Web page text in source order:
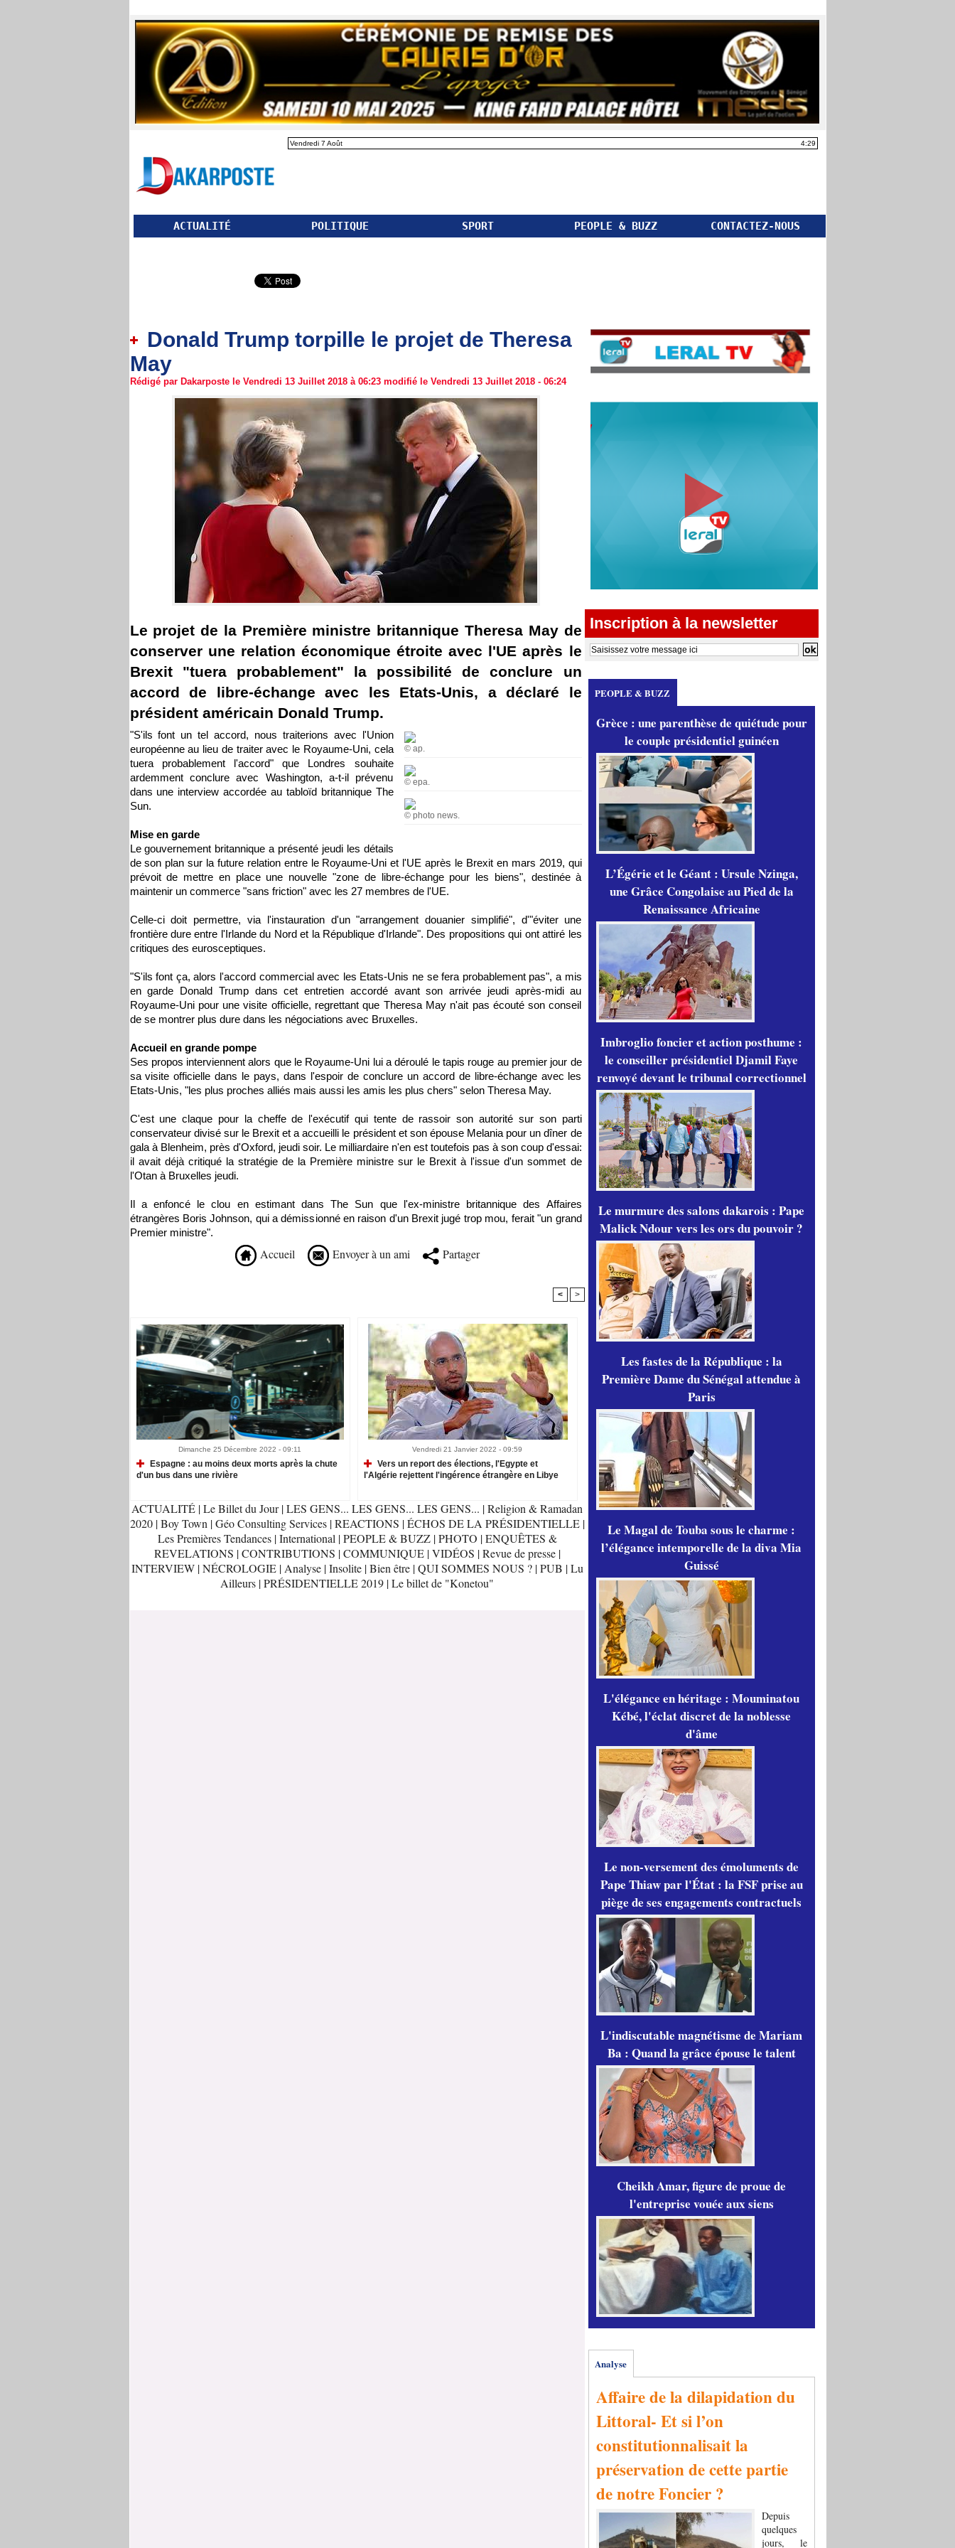
Vendredi 7 Août 4:29
ACTUALITÉ POLITIQUE SPORT PEOPLE & BUZZ CONTACTEZ-NOUS
Donald Trump torpille le projet de Theresa
May
Rédigé par Dakarposte le Vendredi 13 Juillet 2018 à 06:23 modifié le Vendredi 13 Juillet 2018 - 06:24
Le projet de la Première ministre britannique Theresa May de
conserver une relation économique étroite avec l'UE après le
Brexit "tuera probablement" la possibilité de conclure un
accord de libre-échange avec les Etats-Unis, a déclaré le
président américain Donald Trump.
© ap.
© epa.
© photo news.
"S'ils font un tel accord, nous traiterions avec l'Union
européenne au lieu de traiter avec le Royaume-Uni, cela
tuera probablement l'accord" que Londres souhaite
ardemment conclure avec Washington, a-t-il prévenu
dans une interview accordée au tabloïd britannique The
Sun.
Mise en garde
Le gouvernement britannique a présenté jeudi les détails
de son plan sur la future relation entre le Royaume-Uni et l'UE après le Brexit en mars 2019, qui
prévoit de mettre en place une nouvelle "zone de libre-échange pour les biens", destinée à
maintenir un commerce "sans friction" avec les 27 membres de l'UE.
Celle-ci doit permettre, via l'instauration d'un "arrangement douanier simplifié", d'"éviter une
frontière dure entre l'Irlande du Nord et la République d'Irlande". Des propositions qui ont attiré les
critiques des eurosceptiques.
"S'ils font ça, alors l'accord commercial avec les Etats-Unis ne se fera probablement pas", a mis
en garde Donald Trump dans cet entretien accordé avant son arrivée jeudi après-midi au
Royaume-Uni pour une visite officielle, regrettant que Theresa May n'ait pas écouté son conseil
de se montrer plus dure dans les négociations avec Bruxelles.
Accueil en grande pompe
Ses propos interviennent alors que le Royaume-Uni lui a déroulé le tapis rouge au premier jour de
sa visite officielle dans le pays, dans l'espoir de conclure un accord de libre-échange avec les
Etats-Unis, "les plus proches alliés mais aussi les amis les plus chers" selon Theresa May.
C'est une claque pour la cheffe de l'exécutif qui tente de rassoir son autorité sur son parti
conservateur divisé sur le Brexit et a accueilli le président et son épouse Melania pour un dîner de
gala à Blenheim, près d'Oxford, jeudi soir. Le milliardaire n'en est toutefois pas à son coup d'essai:
il avait déjà critiqué la stratégie de la Première ministre sur le Brexit à l'issue d'un sommet de
l'Otan à Bruxelles jeudi.
Il a enfoncé le clou en estimant dans The Sun que l'ex-ministre britannique des Affaires
étrangères Boris Johnson, qui a démissionné en raison d'un Brexit jugé trop mou, ferait "un grand
Premier ministre".
Accueil Envoyer à un ami Partager
< >
Dimanche 25 Décembre 2022 - 09:11
Espagne : au moins deux morts après la chute
d'un bus dans une rivière
Vendredi 21 Janvier 2022 - 09:59
Vers un report des élections, l'Egypte et
l'Algérie rejettent l'ingérence étrangère en Libye
ACTUALITÉ |Le Billet du Jour |LES GENS... LES GENS... LES GENS... |Religion & Ramadan
2020 |Boy Town |Géo Consulting Services |REACTIONS |ÉCHOS DE LA PRÉSIDENTIELLE |
Les Premières Tendances |International |PEOPLE & BUZZ |PHOTO |ENQUÊTES &
REVELATIONS |CONTRIBUTIONS |COMMUNIQUE |VIDÉOS |Revue de presse |
INTERVIEW |NÉCROLOGIE |Analyse |Insolite |Bien être |QUI SOMMES NOUS ? |PUB |Lu
Ailleurs |PRÉSIDENTIELLE 2019 |Le billet de "Konetou"
Inscription à la newsletter
PEOPLE & BUZZ
Grèce : une parenthèse de quiétude pour
le couple présidentiel guinéen
L’Égérie et le Géant : Ursule Nzinga,
une Grâce Congolaise au Pied de la
Renaissance Africaine
Imbroglio foncier et action posthume :
le conseiller présidentiel Djamil Faye
renvoyé devant le tribunal correctionnel
Le murmure des salons dakarois : Pape
Malick Ndour vers les ors du pouvoir ?
Les fastes de la République : la
Première Dame du Sénégal attendue à
Paris
Le Magal de Touba sous le charme :
l’élégance intemporelle de la diva Mia
Guissé
L'élégance en héritage : Mouminatou
Kébé, l'éclat discret de la noblesse
d'âme
Le non-versement des émoluments de
Pape Thiaw par l'État : la FSF prise au
piège de ses engagements contractuels
L'indiscutable magnétisme de Mariam
Ba : Quand la grâce épouse le talent
Cheikh Amar, figure de proue de
l'entreprise vouée aux siens
Analyse
Affaire de la dilapidation du
Littoral- Et si l’on
constitutionnalisait la
préservation de cette partie
de notre Foncier ?
Depuis
quelques
jours, le